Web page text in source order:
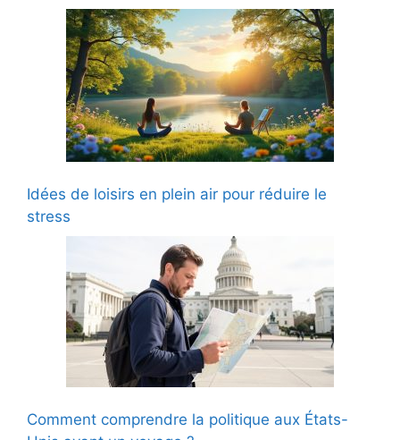
Idées de loisirs en plein air pour réduire le
stress
Comment comprendre la politique aux États-